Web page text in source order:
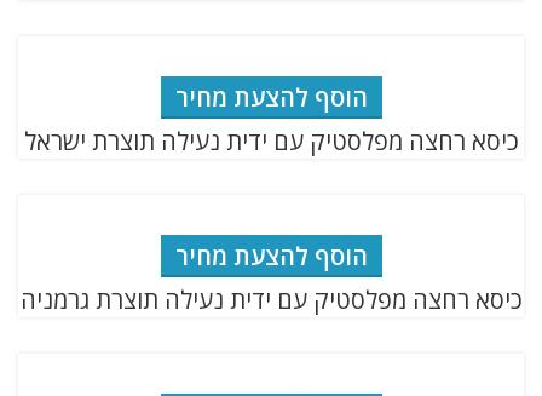
הוסף להצעת מחיר
כיסא רחצה מפלסטיק עם ידית נעילה תוצרת ישראל
הוסף להצעת מחיר
כיסא רחצה מפלסטיק עם ידית נעילה תוצרת גרמניה